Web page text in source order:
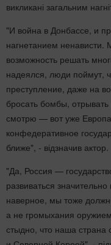
викликані загальним
"И война в Донбассе, и
нагнетанием ненависти.
возможность решать
надеялся, люди поймут,
преступление, даже на
бросать бомбы, отрывать
смотрю — вот уже
конфедеративное
ближе", - відзначив актор.
"Да, Россия —
развиваться
наверное, мы тоже
а не громыхания
стыдно, что наша страна